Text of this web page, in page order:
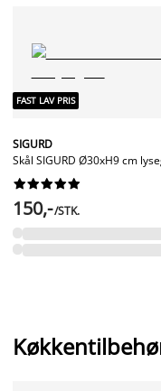
FAST LAV PRIS
SIGURD
Skål SIGURD Ø30xH9 cm






150,-/STK.